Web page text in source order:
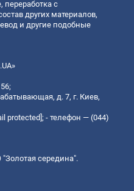
переработка с
других материалов,
и другие подобные
д. 7, г. Киев,
protected] ; - телефон — (044)
середина".